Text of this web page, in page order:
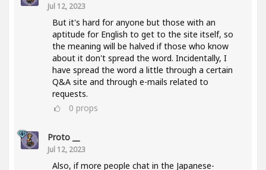
Jul 12, 2023
But it's hard for anyone but those with an
aptitude for English to get to the site itself, so
the meaning will be halved if those who know
about it don't spread the word. Incidentally, I
have spread the word a little through a certain
Q&A site and through e-mails related to
requests.
0 props
Proto __
Jul 12, 2023
Also, if more people chat in the Japanese-